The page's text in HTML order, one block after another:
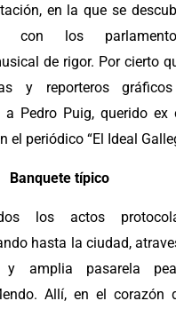
en la que se
con los
de rigor. Por cierto
y reporteros
a Pedro Puig, querido ex
el periódico “El Ideal
Banquete típico
los actos
hasta la ciudad,
amplia pasarela
Allí, en el corazón